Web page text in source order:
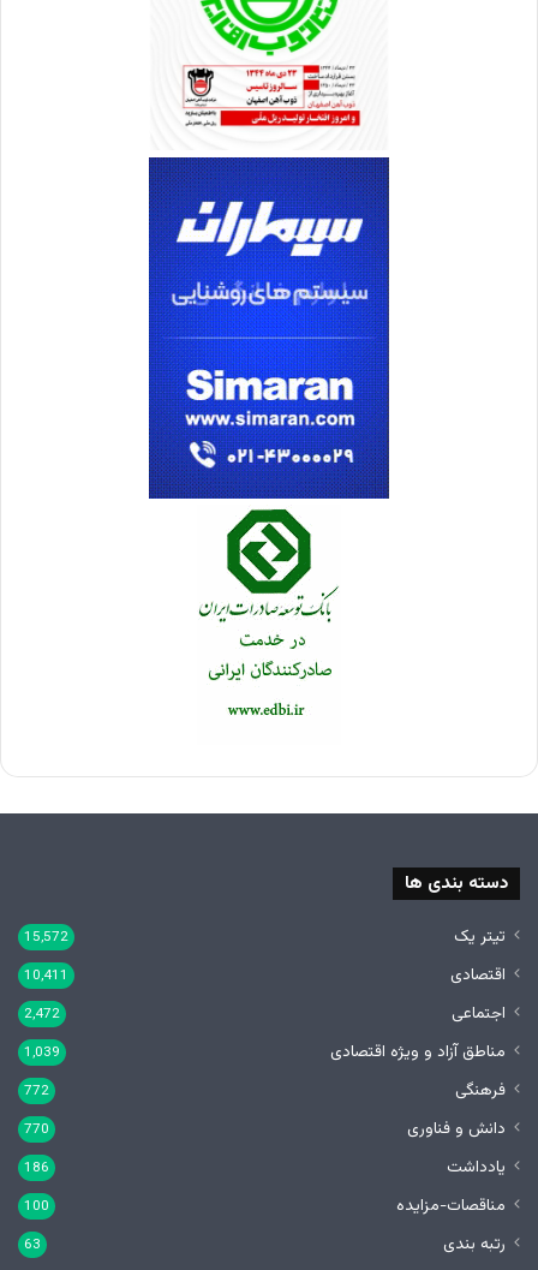
دسته بندی ها
تیتر یک 15,572
اقتصادی 10,411
اجتماعی 2,472
مناطق آزاد و ویژه اقتصادی 1,039
فرهنگی 772
دانش و فناوری 770
یادداشت 186
مناقصات-مزایده 100
رتبه بندی 63